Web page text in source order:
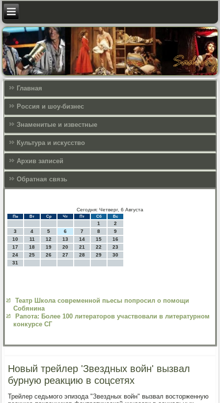
Главная
Россия и шоу-бизнес
Знаменитые и известные
Культура и искусcтво
Архив записей
Обратная связь
Сегодня: Четверг, 6 Августа
Пн Вт Ср Чт Пт Сб Вс
1
2
3
4 5 6 7 8
9
10
11 12 13 14 15
16
17
18 19 20 21 22
23
24
25 26 27 28 29
30
31
Театр Школа современной пьесы попросил о помощи
Собянина
Рапота: Более 100 литераторов участвовали в литературном
конкурсе СГ
Новый трейлер 'Звездных войн' вызвал
бурную реакцию в соцсетях
Трейлер седьмого эпизода "Звездных войн" вызвал восторженную